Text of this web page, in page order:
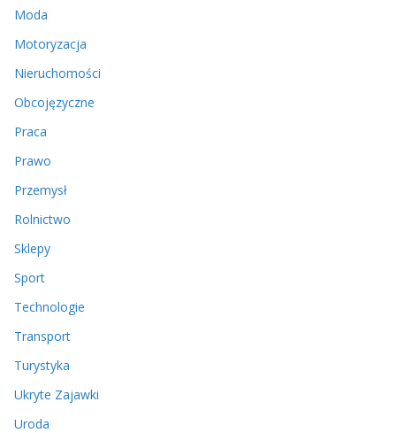
Moda
Motoryzacja
Nieruchomości
Obcojęzyczne
Praca
Prawo
Przemysł
Rolnictwo
Sklepy
Sport
Technologie
Transport
Turystyka
Ukryte Zajawki
Uroda